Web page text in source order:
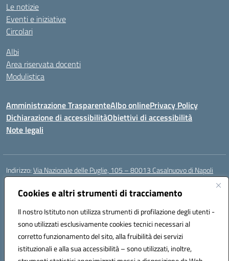
Cookies e altri strumenti di tracciamento
Il nostro Istituto non utilizza strumenti di profilazione degli utenti -
sono utilizzati esclusivamente cookies tecnici necessari al
corretto funzionamento del sito, alla fruibilità dei servizi
istituzionali e alla sua accessibilità – sono utilizzati, inoltre,
Le notizie
Eventi e iniziative
Circolari
Albi
Area riservata docenti
Modulistica
Amministrazione TrasparenteAlbo onlinePrivacy Policy
Dichiarazione di accessibilitàObiettivi di accessibilità
Note legali
Indirizzo:Via Nazionale delle Puglie, 105 – 80013 Casalnuovo di Napoli
Centralino:
Email:naee32300a@istruzione.it
Codice fiscale: 93007720639
Codice meccanografico:
NAEE32300A
Codice unico di fatturazione (CUF): UFDMFG